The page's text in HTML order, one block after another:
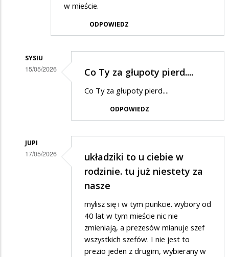
w mieście.
ODPOWIEDZ
SYSIU
15/05/2026
odpowiedzi
na
Co Ty za głupoty pierd....
Co Ty za głupoty pierd....
ODPOWIEDZ
JUPI
17/05/2026
układziki to u ciebie w
rodzinie. tu już niestety za
nasze
mylisz się i w tym punkcie. wybory od
40 lat w tym mieście nic nie
zmieniają, a prezesów mianuje szef
wszystkich szefów. I nie jest to
prezio jeden z drugim, wybierany w